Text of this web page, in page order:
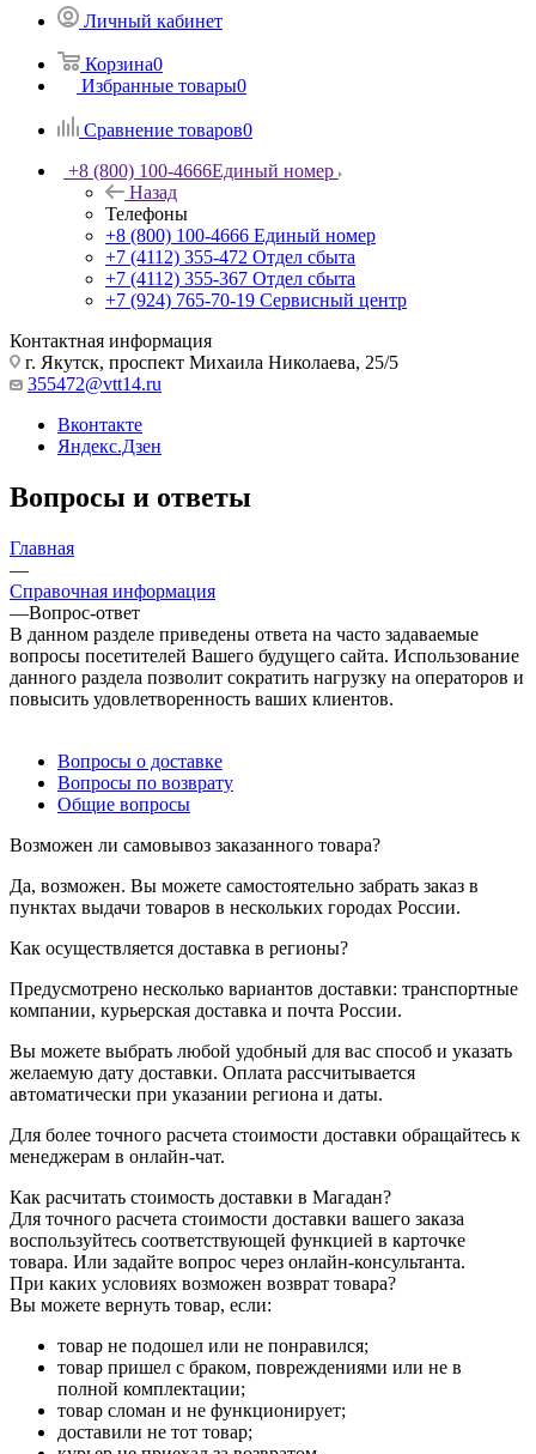
Личный кабинет
Корзина0
Избранные товары0
Сравнение товаров0
+8 (800) 100-4666Единый номер
Назад
Телефоны
+8 (800) 100-4666 Единый номер
+7 (4112) 355-472 Отдел сбыта
+7 (4112) 355-367 Отдел сбыта
+7 (924) 765-70-19 Сервисный центр
Контактная информация
г. Якутск, проспект Михаила Николаева, 25/5
355472@vtt14.ru
Вконтакте
Яндекс.Дзен
Вопросы и ответы
Главная
—
Справочная информация
—Вопрос-ответ
В данном разделе приведены ответа на часто задаваемые
вопросы посетителей Вашего будущего сайта. Использование
данного раздела позволит сократить нагрузку на операторов и
повысить удовлетворенность ваших клиентов.
Вопросы о доставке
Вопросы по возврату
Общие вопросы
Возможен ли самовывоз заказанного товара?
Да, возможен. Вы можете самостоятельно забрать заказ в
пунктах выдачи товаров в нескольких городах России.
Как осуществляется доставка в регионы?
Предусмотрено несколько вариантов доставки: транспортные
компании, курьерская доставка и почта России.
Вы можете выбрать любой удобный для вас способ и указать
желаемую дату доставки. Оплата рассчитывается
автоматически при указании региона и даты.
Для более точного расчета стоимости доставки обращайтесь к
менеджерам в онлайн-чат.
Как расчитать стоимость доставки в Магадан?
Для точного расчета стоимости доставки вашего заказа
воспользуйтесь соответствующей функцией в карточке
товара. Или задайте вопрос через онлайн-консультанта.
При каких условиях возможен возврат товара?
Вы можете вернуть товар, если:
товар не подошел или не понравился;
товар пришел с браком, повреждениями или не в
полной комплектации;
товар сломан и не функционирует;
доставили не тот товар;